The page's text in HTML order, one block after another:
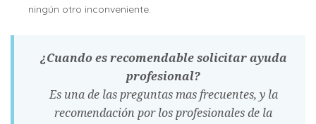
ningún otro inconveniente.
¿Cuando es recomendable solicitar ayuda
profesional?
Es una de las preguntas mas frecuentes, y la
recomendación por los profesionales de la